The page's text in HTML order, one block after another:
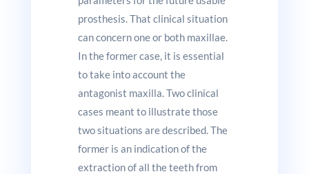
prosthesis. That clinical situation
can concern one or both maxillae.
In the former case, it is essential
to take into account the
antagonist maxilla. Two clinical
cases meant to illustrate those
two situations are described. The
former is an indication of the
extraction of all the teeth from